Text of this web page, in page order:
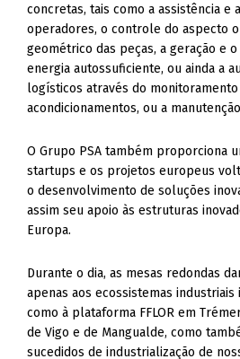
concretas, tais como a assistência e
operadores, o controle do aspecto
geométrico das peças, a geração e
energia autossuficiente, ou ainda a
logísticos através do monitoramento
acondicionamentos, ou a
O Grupo PSA também proporciona
startups e os projetos europeus
o desenvolvimento de soluções
assim seu apoio às estruturas
Europa.
Durante o dia, as mesas redondas
apenas aos ecossistemas industriais
como à plataforma FFLOR em
de Vigo e de Mangualde, como
sucedidos de industrialização de